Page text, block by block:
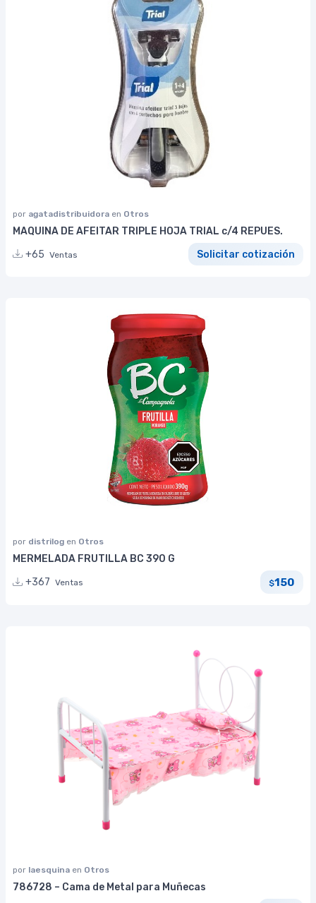
por agatadistribuidora en Otros
MAQUINA DE AFEITAR TRIPLE HOJA TRIAL c/4 REPUES.
+65 Ventas Solicitar cotización
por distrilog en Otros
MERMELADA FRUTILLA BC 390 G
+367 Ventas $150
por laesquina en Otros
786728 – Cama de Metal para Muñecas